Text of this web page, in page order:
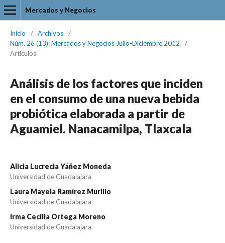
Mercados y Negocios
Inicio / Archivos
/
Núm. 26 (13): Mercados y Negocios Julio-Diciembre 2012
/
Artículos
Análisis de los factores que inciden
en el consumo de una nueva bebida
probiótica elaborada a partir de
Aguamiel. Nanacamilpa, Tlaxcala
Alicia Lucrecia Yáñez Moneda
Universidad de Guadalajara
Laura Mayela Ramírez Murillo
Universidad de Guadalajara
Irma Cecilia Ortega Moreno
Universidad de Guadalajara